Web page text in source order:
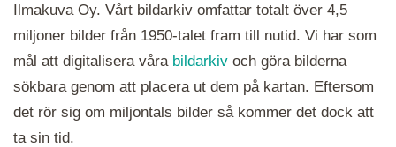
Ilmakuva Oy. Vårt bildarkiv omfattar totalt över 4,5
miljoner bilder från 1950-talet fram till nutid. Vi har som
mål att digitalisera våra bildarkiv och göra bilderna
sökbara genom att placera ut dem på kartan. Eftersom
det rör sig om miljontals bilder så kommer det dock att
ta sin tid.